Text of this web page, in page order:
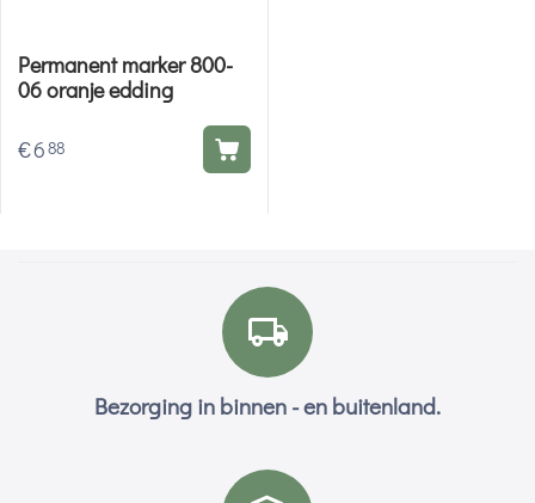
Permanent marker 800-
06 oranje edding
€688
Bezorging in binnen - en buitenland.